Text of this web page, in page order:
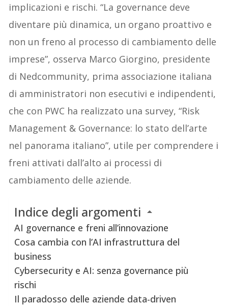
implicazioni e rischi. “La governance deve
diventare più dinamica, un organo proattivo e
non un freno al processo di cambiamento delle
imprese”, osserva Marco Giorgino, presidente
di Nedcommunity, prima associazione italiana
di amministratori non esecutivi e indipendenti,
che con PWC ha realizzato una survey, “Risk
Management & Governance: lo stato dell’arte
nel panorama italiano”, utile per comprendere i
freni attivati dall’alto ai processi di
cambiamento delle aziende.
Indice degli argomenti
AI governance e freni all’innovazione
Cosa cambia con l’AI infrastruttura del
business
Cybersecurity e AI: senza governance più
rischi
Il paradosso delle aziende data-driven